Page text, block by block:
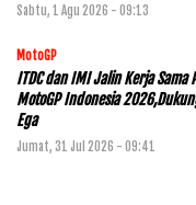
Sabtu, 1 Agu 2026 - 09:13
MotoGP
ITDC dan IMI Jalin Kerja
MotoGP Indonesia
Ega
Jumat, 31 Jul 2026 - 09:41